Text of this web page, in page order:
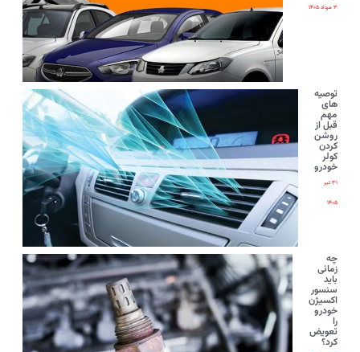
۳ مرداد ۱۴۰۵
توصیه
های
مهم
قبل از
روشن
کردن
کولر
خودرو
۳۱ تیر
۱۴۰۵
چه
زمانی
باید
سنسور
اکسیژن
خودرو
را
تعویض
کرد؟